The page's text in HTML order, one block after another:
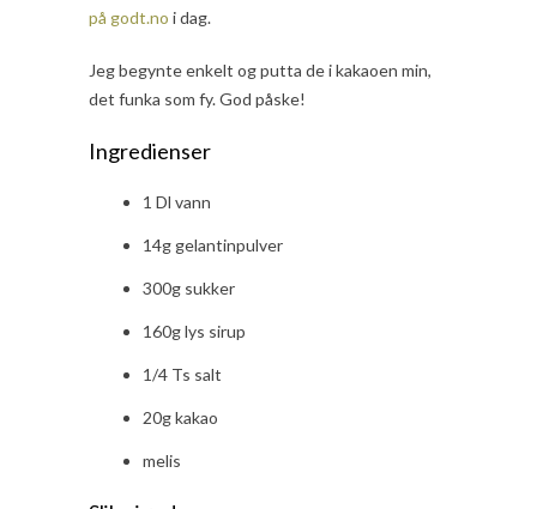
på godt.no i dag.
Jeg begynte enkelt og putta de i kakaoen min,
det funka som fy. God påske!
Ingredienser
1 Dl vann
14g gelantinpulver
300g sukker
160g lys sirup
1/4 Ts salt
20g kakao
melis